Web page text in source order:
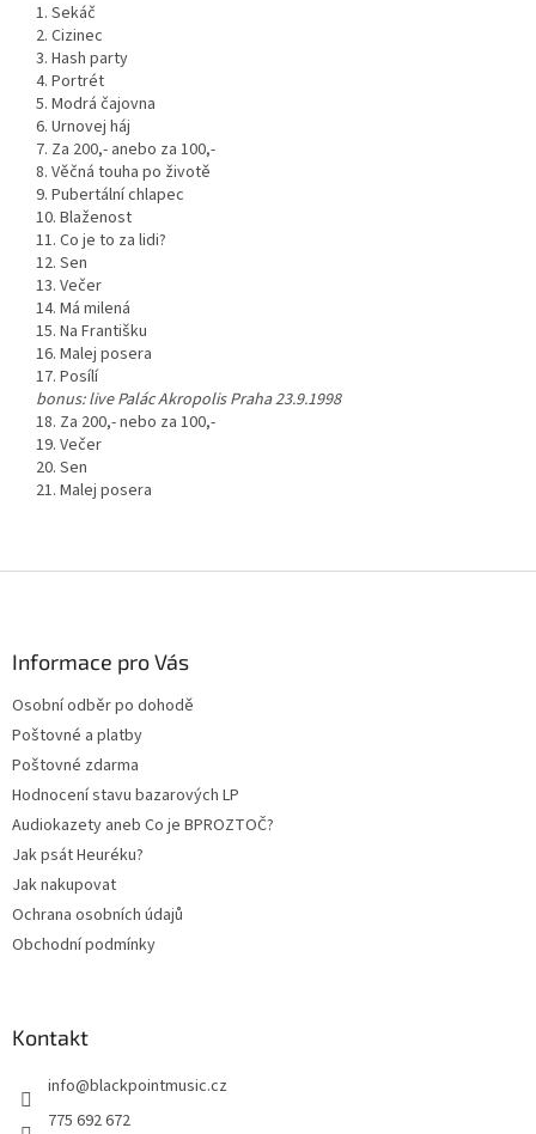
1. Sekáč
2. Cizinec
3. Hash party
4. Portrét
5. Modrá čajovna
6. Urnovej háj
7. Za 200,- anebo za 100,-
8. Věčná touha po životě
9. Pubertální chlapec
10. Blaženost
11. Co je to za lidi?
12. Sen
13. Večer
14. Má milená
15. Na Františku
16. Malej posera
17. Posílí
bonus: live Palác Akropolis Praha 23.9.1998
18. Za 200,- nebo za 100,-
19. Večer
20. Sen
21. Malej posera
Informace pro Vás
Osobní odběr po dohodě
Poštovné a platby
Poštovné zdarma
Hodnocení stavu bazarových LP
Audiokazety aneb Co je BPROZTOČ?
Jak psát Heuréku?
Jak nakupovat
Ochrana osobních údajů
Obchodní podmínky
Kontakt
info@blackpointmusic.cz
775 692 672